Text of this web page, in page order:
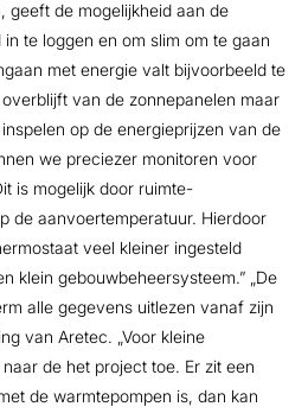
geeft de mogelijkheid aan de
te loggen en om slim om te gaan
met energie valt bijvoorbeeld te
van de zonnepanelen maar
op de energieprijzen van de
we preciezer monitoren voor
is mogelijk door ruimte-
de aanvoertemperatuur. Hierdoor
veel kleiner ingesteld
klein gebouwbeheersysteem.” „De
alle gegevens uitlezen vanaf zijn
van Aretec. „Voor kleine
de het project toe. Er zit een
de warmtepompen is, dan kan